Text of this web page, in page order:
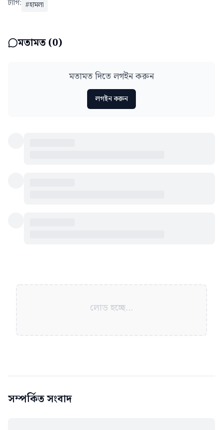
ট্যাগ: #হামলা
মতামত (0)
মতামত দিতে লগইন করুন
লগইন করুন
লোড হচ্ছে...
সম্পর্কিত সংবাদ